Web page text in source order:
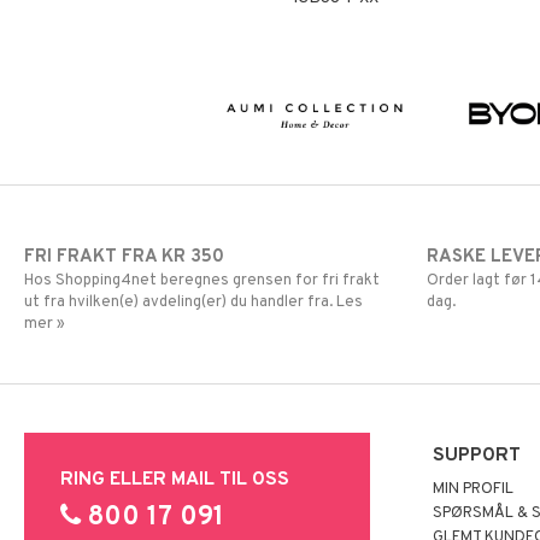
FRI FRAKT FRA KR 350
Hos Shopping4net beregnes grensen for fri frakt
ut fra hvilken(e) avdeling(er) du handler fra. Les
mer »
RASKE
Order lagt før
dag.
RING ELLER MAIL TIL OSS
800 17 091
SUPPORT
MIN PROFIL
SPØRSMÅL &